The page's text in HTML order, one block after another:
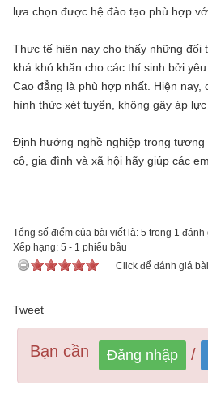
lựa chọn được hệ đào tạo phù hợp
Thực tế hiện nay cho thấy những
khá khó khăn cho các thí sinh bởi
Cao đẳng là phù hợp nhất. Hiện
hình thức xét tuyển, không gây áp
Định hướng nghề nghiệp trong
cô, gia đình và xã hội hãy giúp các
Tổng số điểm của bài viết là: 5 trong 1 đánh
Xếp hạng: 5 - 1 phiếu bầu
Click để đánh giá
Tweet
Bạn cần Đăng nhập /